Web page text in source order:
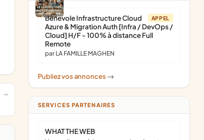
APPEL
Bénévole Infrastructure Cloud
Azure & Migration Auth [Infra / DevOps /
Cloud] H/F - 100% à distance Full
Remote
par LA FAMILLE MAGHEN
Publiez vos annonces ->
SERVICES PARTENAIRES
WHAT THE WEB